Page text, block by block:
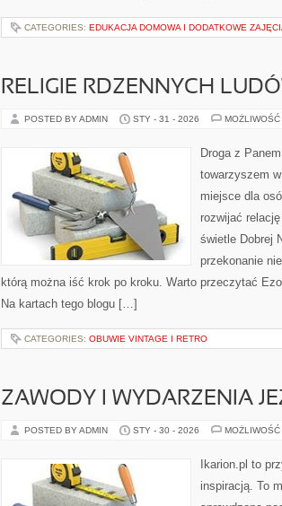
CATEGORIES: EDUKACJA DOMOWA I DODATKOWE
RELIGIE RDZENNYCH
POSTED BY ADMIN STY - 31 - 2026
Droga z
towarzyszem
miejsce dla
rozwijać
świetle Dobrej
przekonanie
którą można iść krok po kroku. Warto przeczytać
Na kartach tego blogu […]
CATEGORIES: OBUWIE VINTAGE I RETRO
ZAWODY I WYDARZENIA
POSTED BY ADMIN STY - 30 - 2026
Ikarion.pl to
inspiracją. To